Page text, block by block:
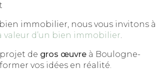
immobilier, nous vous invitons à
valeur d’un bien immobilier.
de gros œuvre à Boulogne-
vos idées en réalité.